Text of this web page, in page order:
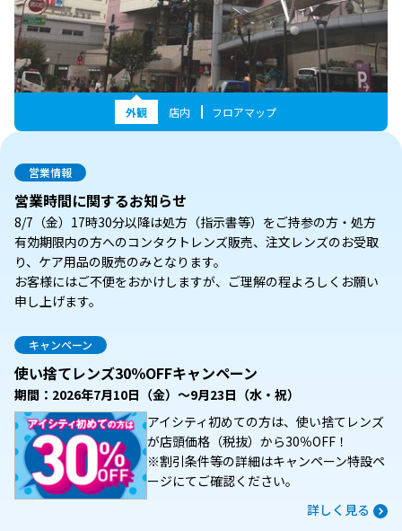
外観 店内 フロアマップ
営業情報
営業時間に関するお知らせ
8/7（金）17時30分以降は処方（指示書等）をご持参の方・処方
有効期限内の方へのコンタクトレンズ販売、注文レンズのお受取
り、ケア用品の販売のみとなります。
お客様にはご不便をおかけしますが、ご理解の程よろしくお願い
申し上げます。
キャンペーン
使い捨てレンズ30％OFFキャンペーン
期間：2026年7月10日（金）～9月23日（水・祝）
アイシティ初めての方は、使い捨てレンズ
が店頭価格（税抜）から30％OFF！
※割引条件等の詳細はキャンペーン特設ペ
ージにてご確認ください。
詳しく見る